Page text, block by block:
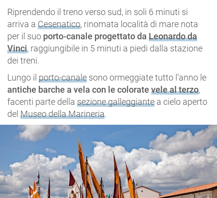
Riprendendo il treno verso sud, in soli 6 minuti si
arriva a Cesenatico, rinomata località di mare nota
per il suo porto-canale progettato da Leonardo da
Vinci, raggiungibile in 5 minuti a piedi dalla stazione
dei treni.
Lungo il porto-canale sono ormeggiate tutto l’anno le
antiche barche a vela con le colorate vele al terzo,
facenti parte della sezione galleggiante a cielo aperto
del Museo della Marineria.